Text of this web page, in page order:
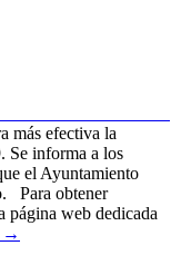
más efectiva la
Se informa a los
el Ayuntamiento
Para obtener
página web dedicada
→